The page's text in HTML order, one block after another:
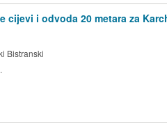
cijevi i odvoda 20 metara za
Bistranski